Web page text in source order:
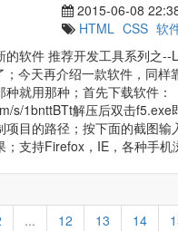
2015-06-08
HTML CSS 软
的软件 推荐开发工具系列之--
今天再介绍一款软件，同样
就用那种；首先下载软件：
s/1bnttBTt解压后双击f5.exe
目的路径；按下面的截图输
支持Firefox，IE，各种手机
... 12 13 14